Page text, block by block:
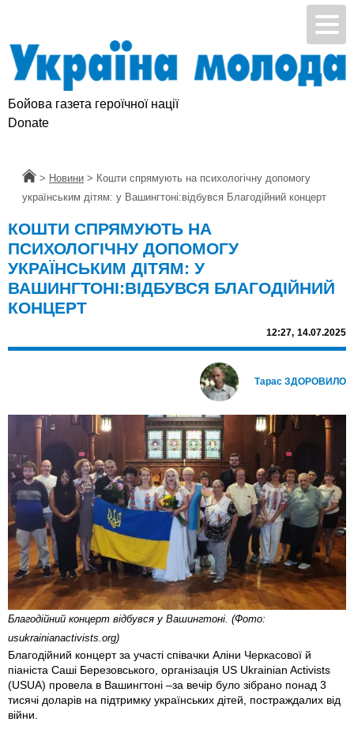
Бойова газета героїчної нації
Donate
Головна
> Новини > Кошти спрямують на психологічну допомогу
українським дітям: у Вашингтоні:відбувся Благодійний концерт
КОШТИ СПРЯМУЮТЬ НА
ПСИХОЛОГІЧНУ ДОПОМОГУ
УКРАЇНСЬКИМ ДІТЯМ: У
ВАШИНГТОНІ:ВІДБУВСЯ БЛАГОДІЙНИЙ
КОНЦЕРТ
12:27, 14.07.2025
Тарас ЗДОРОВИЛО
Благодійний концерт відбувся у Вашингтоні. (Фото:
usukrainianactivists.org)
Благодійний концерт за участі співачки Аліни Черкасової й
піаніста Саші Березовського, організація US Ukrainian Activists
(USUA) провела в Вашингтоні –за вечір було зібрано понад 3
тисячі доларів на підтримку українських дітей, постраждалих від
війни.